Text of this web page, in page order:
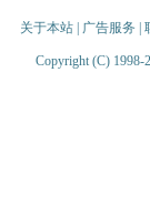
关于本站| 广告服务
Copyright (C) 1998-